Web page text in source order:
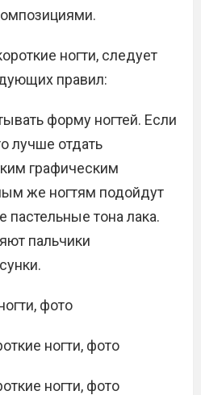
ногти, следует
правил:
форму ногтей. Если
лучше отдать
графическим
же ногтям подойдут
пастельные тона лака.
пальчики
фото
ногти, фото
ногти, фото